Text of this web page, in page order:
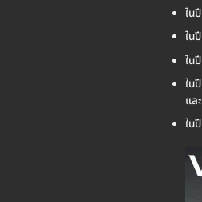
ใน
ใน
ใน
ใน
แล
ใน